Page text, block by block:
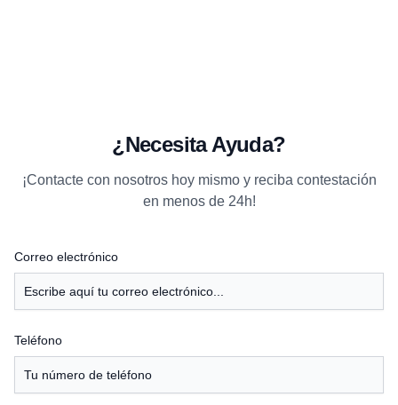
¿Necesita Ayuda?
¡Contacte con nosotros hoy mismo y reciba contestación
en menos de 24h!
Correo electrónico
Teléfono